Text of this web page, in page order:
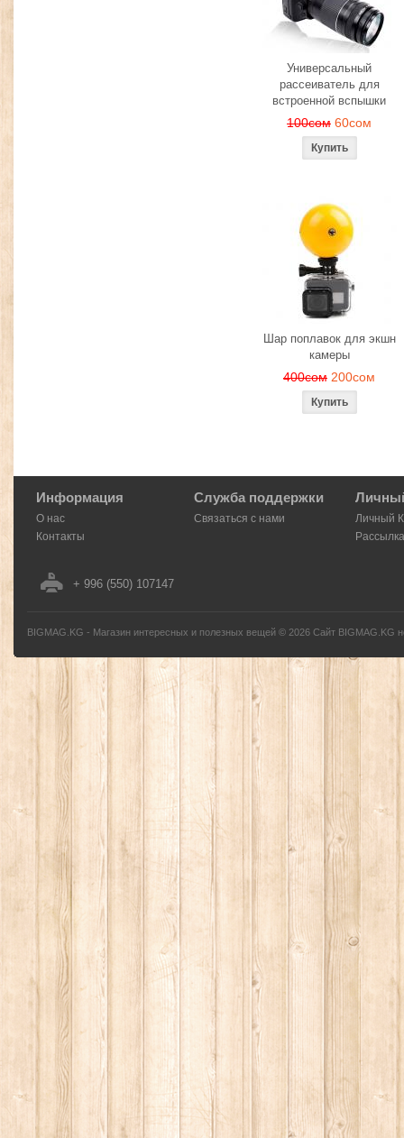
Универсальный
рассеиватель для
встроенной вспышки
100сом 60сом
Шар поплавок для экшн
камеры
400сом 200сом
Информация
О нас
Контакты
Служба поддержки
Связаться с нами
Личный
Рассылка
+ 996 (550) 107147
BIGMAG.KG - Магазин интересных и полезных вещей © 2026 Сайт BIGMAG.KG
без письменного разрешения автора - запрещено, и будет преследоваться по